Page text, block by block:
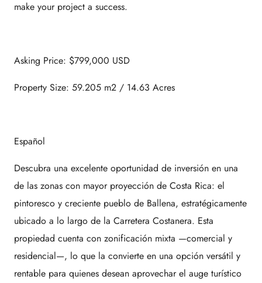
make your project a success.
Asking Price: $799,000 USD
Property Size: 59.205 m2 / 14.63 Acres
Español
Descubra una excelente oportunidad de inversión en una
de las zonas con mayor proyección de Costa Rica: el
pintoresco y creciente pueblo de Ballena, estratégicamente
ubicado a lo largo de la Carretera Costanera. Esta
propiedad cuenta con zonificación mixta —comercial y
residencial—, lo que la convierte en una opción versátil y
rentable para quienes desean aprovechar el auge turístico